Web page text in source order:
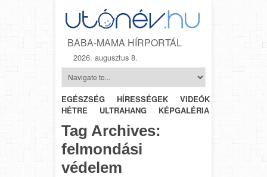
BABA-MAMA HÍRPORTÁL
2026. augusztus 8.
EGÉSZSÉG HÍRESSÉGEK VIDEÓK
HÉTRŐL-
HÉTRE
ULTRAHANG KÉPGALÉRIA
Tag Archives:
felmondási
védelem